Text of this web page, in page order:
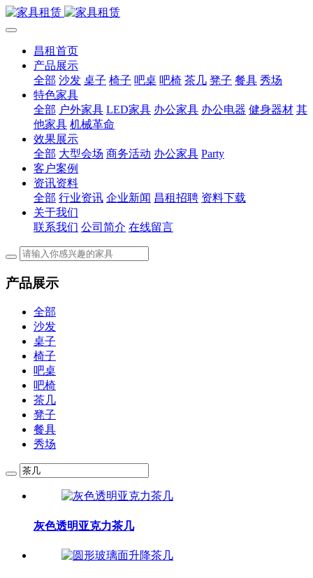
昌租首页
产品展示
全部 沙发 桌子 椅子 吧桌 吧椅 茶几 凳子 餐具 秀场
特色家具
全部 户外家具 LED家具 办公家具 办公电器 健身器材 其
他家具 机械革命
效果展示
全部 大型会场 商务活动 办公家具 Party
客户案例
资讯资料
全部 行业资讯 企业新闻 昌租招聘 资料下载
关于我们
联系我们 公司简介 在线留言
产品展示
全部
沙发
桌子
椅子
吧桌
吧椅
茶几
凳子
餐具
秀场
灰色透明亚克力茶几